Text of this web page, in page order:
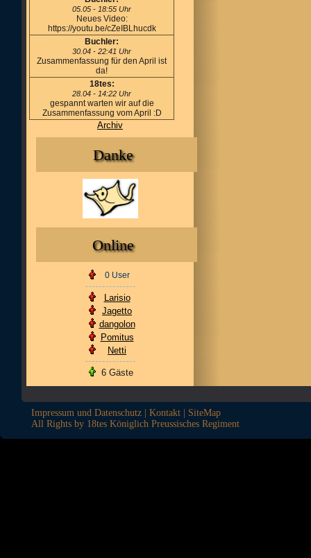
05.05 - 18:55 Uhr
Neues Video:
https://youtu.be/cZeIBLhucdk
Buchler:
30.04 - 22:41 Uhr
Zusammenfassung für den April ist
da!
18tes:
28.04 - 14:22 Uhr
gespannt warten wir auf die
Zusammenfassung vom April :D
Archiv
Danke
Online
0 User
Larisio
Jagetto
dangolon
Pomitus
Netti
6 Gäste
Impressum und Datenschutz Kontakt
SiteMap
All Rights by 18tes Königlich Preussisches Regiment